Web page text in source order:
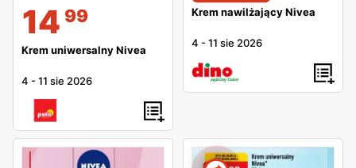
14 99
Krem uniwersalny Nivea
4 -11 sie 2026
Krem nawilżający Nivea
4 -11 sie 2026